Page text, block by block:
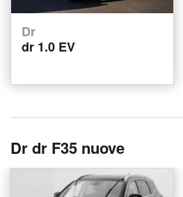
Dr
dr 1.0 EV
Dr dr F35 nuove